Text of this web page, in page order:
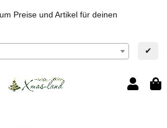
Preise und Artikel für deinen
✔